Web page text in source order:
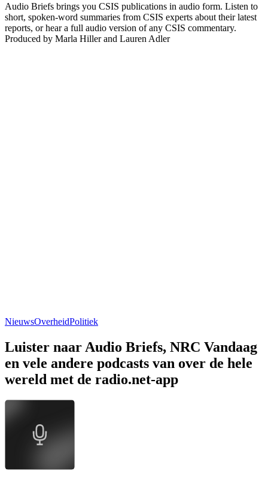
Audio Briefs brings you CSIS publications in audio form. Listen to
short, spoken-word summaries from CSIS experts about their latest
reports, or hear a full audio version of any CSIS commentary.
Produced by Marla Hiller and Lauren Adler
NieuwsOverheidPolitiek
Luister naar Audio Briefs, NRC Vandaag
en vele andere podcasts van over de hele
wereld met de radio.net-app